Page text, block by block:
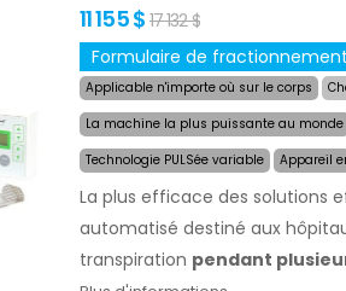
11 155 $ 17 132 $
Formulaire de
Applicable n'importe où sur le corps
La machine la plus puissante au monde
Technologie PULSée variable
Appareil
La plus efficace des solutions
automatisé destiné aux
transpiration pendant